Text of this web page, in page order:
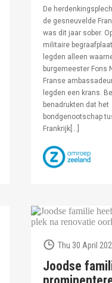
De
de gesneuvelde
was dit jaar sober.
militaire
legden alleen
burgemeester Fons
Franse
legden een krans.
benadrukten dat het
bondgenootschap
Frankrijk[…]
Thu 30 April
Joodse